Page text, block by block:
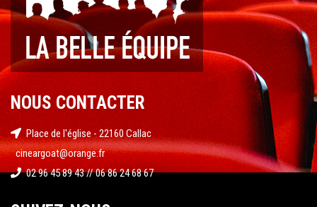
NOUS CONTACTER
Place de l'église - 22160 Callac
cineargoat@orange.fr
02 96 45 89 43 // 06 86 24 68 67